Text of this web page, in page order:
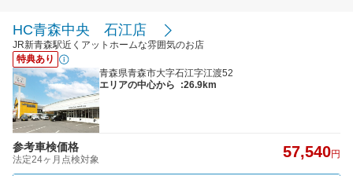
HC青森中央 石江店
JR新青森駅近くアットホームな雰囲気のお店
特典あり
青森県青森市大字石江字江渡52
エリアの中心から
:26.9km
参考車検価格
法定24ヶ月点検対象 57,540円